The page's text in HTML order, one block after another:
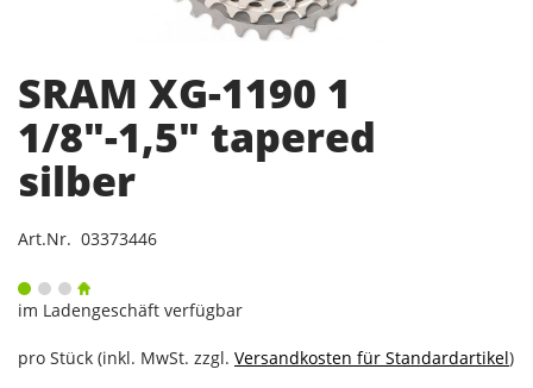
SRAM XG-1190 1
1/8"-1,5" tapered
silber
Art.Nr. 03373446
im Ladengeschäft verfügbar
pro Stück (inkl. MwSt. zzgl. Versandkosten für Standardartikel)